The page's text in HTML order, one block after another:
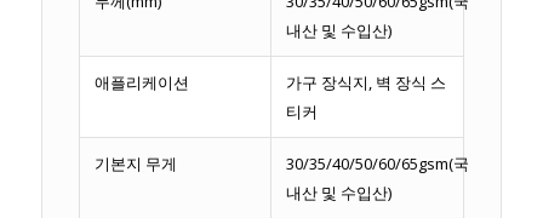
내산 및 수입산)
애플리케이션
가구 장식지, 벽 장식 스
티커
기본지 무게
30/35/40/50/60/65gsm(국
내산 및 수입산)